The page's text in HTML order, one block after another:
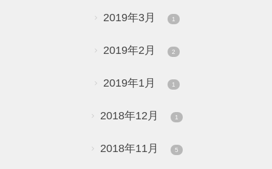
2019年3月 1
2019年2月 2
2019年1月 1
2018年12月 1
2018年11月 5